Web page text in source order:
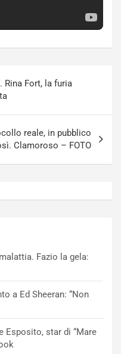
Rina Fort, la furia
reale, in pubblico
Clamoroso – FOTO
Fazio la gela:
a Ed Sheeran: “Non
Esposito, star di “Mare